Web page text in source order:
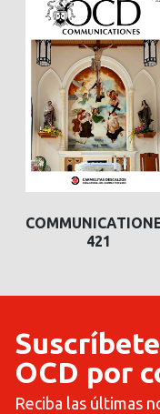
420
OCD por
Reciba las últimas